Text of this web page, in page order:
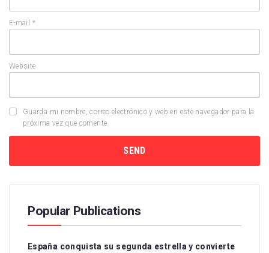
E-mail *
Website
Guarda mi nombre, correo electrónico y web en este navegador para la
próxima vez que comente.
Popular Publications
España conquista su segunda estrella y convierte